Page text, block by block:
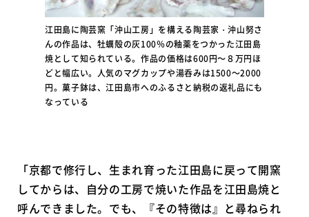
江田島に陶芸窯「沖山工房」を構える陶芸家・沖山努さ
んの作品は、牡蠣殻の灰100％の釉薬をつかった江田島
焼として知られている。作品の価格は600円〜８万円ほ
どと幅広い。人気のマグカップや湯呑みは1500〜2000
円。菓子鉢は、江田島市へのふるさと納税の返礼品にも
なっている
「京都で修行し、生まれ育った江田島に戻って開窯
してからは、自分の工房で焼いた作品を江田島焼と
呼んできました。でも、『その特徴は』と尋ねられ